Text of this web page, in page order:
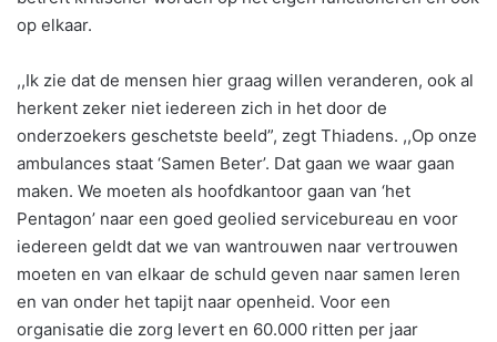
op elkaar.
,,Ik zie dat de mensen hier graag willen veranderen, ook al
herkent zeker niet iedereen zich in het door de
onderzoekers geschetste beeld”, zegt Thiadens. ,,Op onze
ambulances staat ‘Samen Beter’. Dat gaan we waar gaan
maken. We moeten als hoofdkantoor gaan van ‘het
Pentagon’ naar een goed geolied servicebureau en voor
iedereen geldt dat we van wantrouwen naar vertrouwen
moeten en van elkaar de schuld geven naar samen leren
en van onder het tapijt naar openheid. Voor een
organisatie die zorg levert en 60.000 ritten per jaar